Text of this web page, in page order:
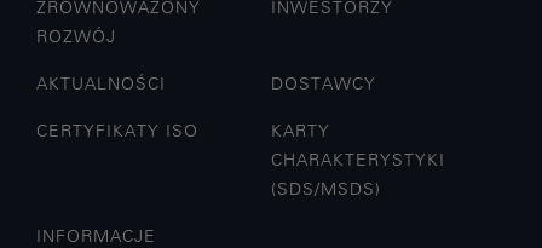
ZRÓWNOWAŻONY
ROZWÓJ
INWESTORZY
AKTUALNOŚCI DOSTAWCY
CERTYFIKATY ISO
KARTY
CHARAKTERYSTYKI
(SDS/MSDS)
INFORMACJE